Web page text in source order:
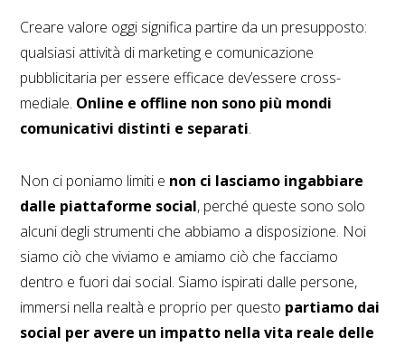
Creare valore oggi significa partire da un presupposto:
qualsiasi attività di marketing e comunicazione
pubblicitaria per essere efficace dev’essere cross-
mediale. Online e offline non sono più mondi
comunicativi distinti e separati.
Non ci poniamo limiti e non ci lasciamo ingabbiare
dalle piattaforme social, perché queste sono solo
alcuni degli strumenti che abbiamo a disposizione. Noi
siamo ciò che viviamo e amiamo ciò che facciamo
dentro e fuori dai social. Siamo ispirati dalle persone,
immersi nella realtà e proprio per questo partiamo dai
social per avere un impatto nella vita reale delle